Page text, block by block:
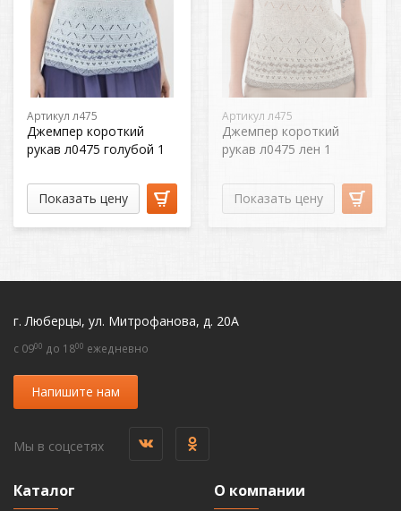
Артикул л475
Джемпер короткий
рукав л0475 голубой 1
Показать цену
Артикул л475
Джемпер короткий
рукав л0475 лен 1
Показать цену
г. Люберцы, ул. Митрофанова, д. 20А
c 0900 до 1800 ежедневно
Напишите нам
Мы в соцсетях
Каталог О компании